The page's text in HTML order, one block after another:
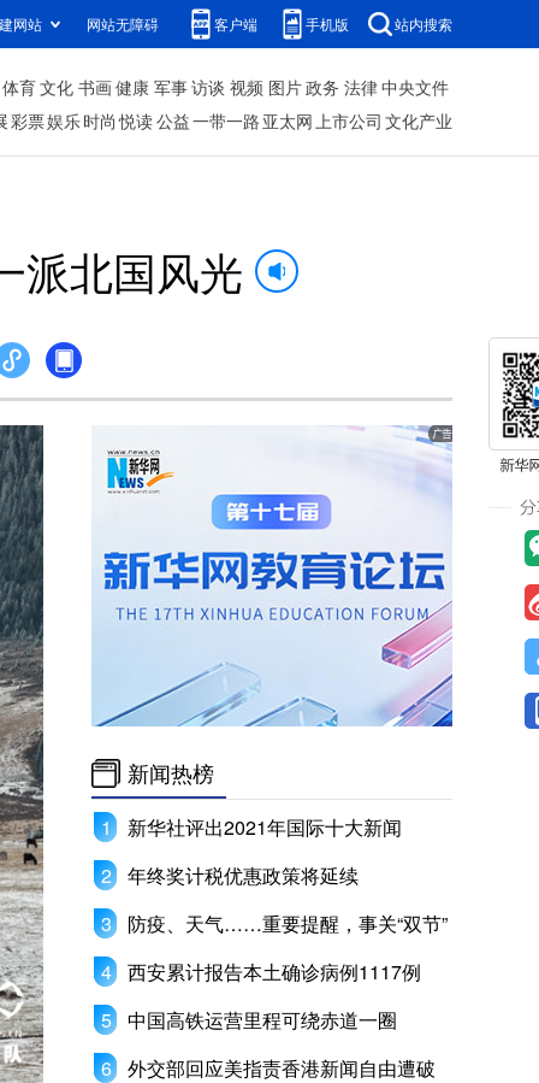
网站 网站无障碍 客户端 手机版 站内搜索
体育文化 书画健康 军事访谈 视频 图片政务 法律中央文件
彩票娱乐时尚 悦读公益一带一路 亚太网上市公司 文化产业
派北国风光
新闻热榜
新华社评出2021年国际十大新闻
年终奖计税优惠政策将延续
防疫、天气……重要提醒，事关“双节”
西安累计报告本土确诊病例1117例
中国高铁运营里程可绕赤道一圈
外交部回应美指责香港新闻自由遭破